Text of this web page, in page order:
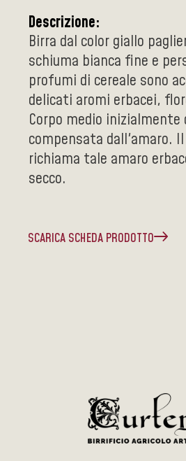
Descrizione:
Birra dal color giallo
schiuma bianca fine e
profumi di cereale sono
delicati aromi erbacei,
Corpo medio inizialmente
compensata dall'amaro.
richiama tale amaro
secco.
SCARICA SCHEDA PRODOTTO